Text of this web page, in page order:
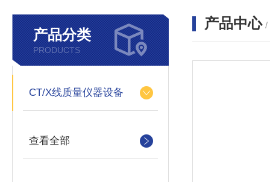
产品分类
PRODUCTS
CT/X线质量仪器设备
查看全部
产品中心 /